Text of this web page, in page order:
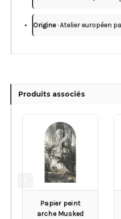
Origine· Atelier européen
Produits associés
Papier peint
arche Musked